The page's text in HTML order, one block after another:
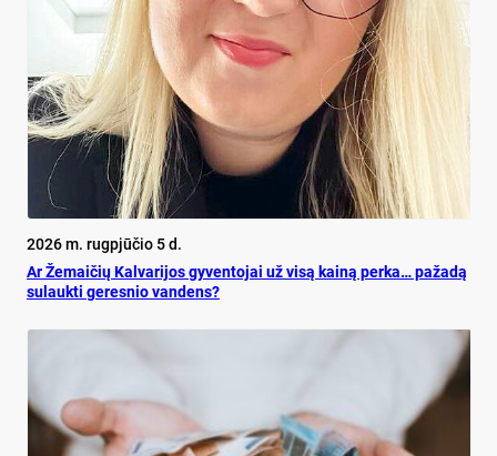
2026 m. rugpjūčio 5 d.
Ar Že­mai­čių Kal­va­ri­jos gy­ven­to­jai už vi­są kai­ną per­ka… pa­ža­dą
su­lauk­ti ge­res­nio van­dens?